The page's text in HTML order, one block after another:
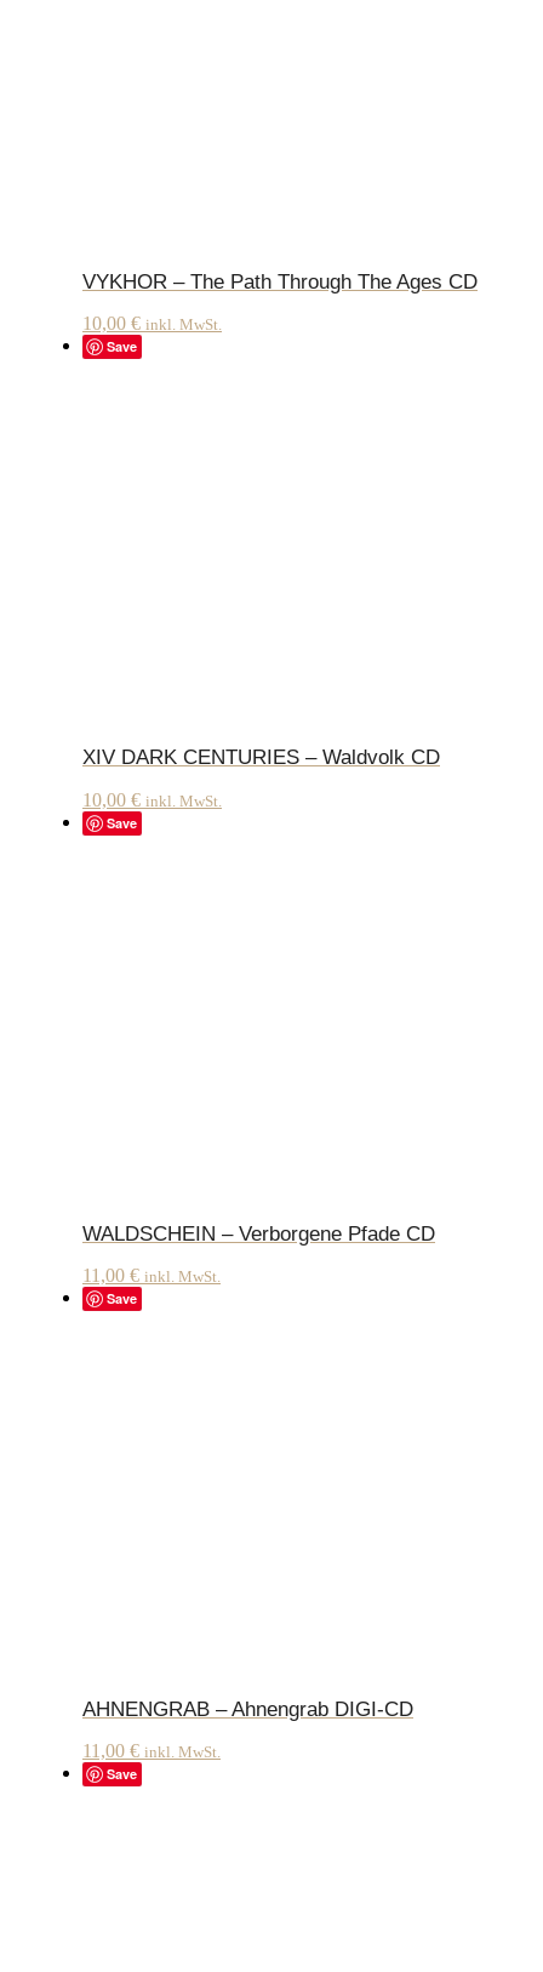
VYKHOR – The Path Through The Ages CD
10,00 € inkl. MwSt.
Save
XIV DARK CENTURIES – Waldvolk CD
10,00 € inkl. MwSt.
Save
WALDSCHEIN – Verborgene Pfade CD
11,00 € inkl. MwSt.
Save
AHNENGRAB – Ahnengrab DIGI-CD
11,00 € inkl. MwSt.
Save